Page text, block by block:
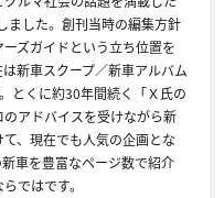
ました。創刊当時の編集方針
ズガイドという立ち位置を
新車スクープ／新車アルバム
とくに約30年間続く「Ｘ氏の
アドバイスを受けながら新
、現在でも人気の企画とな
車を豊富なページ数で紹介
ではです。